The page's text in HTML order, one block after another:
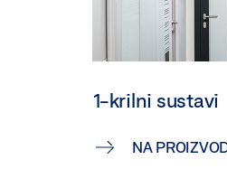
1-krilni sustavi
NA